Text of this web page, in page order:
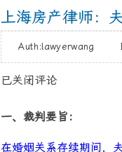
上海房产律师：
Auth:lawyerwang
已关闭评论
一、裁判要旨：
在婚姻关系存续期间，